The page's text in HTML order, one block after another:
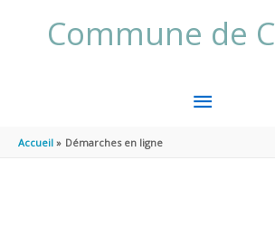
Commune de
MENU
Accueil Démarches en ligne